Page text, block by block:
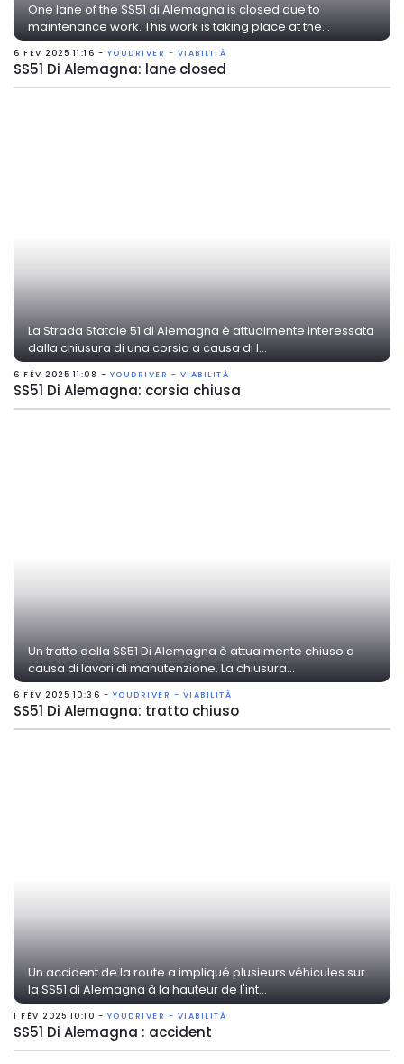
One lane of the SS51 di Alemagna is closed due to
maintenance work. This work is taking place at the...
6 FÉV 2025 11:16 - YOUDRIVER - VIABILITÀ
SS51 Di Alemagna: lane closed
La Strada Statale 51 di Alemagna è attualmente interessata
dalla chiusura di una corsia a causa di l...
6 FÉV 2025 11:08 - YOUDRIVER - VIABILITÀ
SS51 Di Alemagna: corsia chiusa
Un tratto della SS51 Di Alemagna è attualmente chiuso a
causa di lavori di manutenzione. La chiusura...
6 FÉV 2025 10:36 - YOUDRIVER - VIABILITÀ
SS51 Di Alemagna: tratto chiuso
Un accident de la route a impliqué plusieurs véhicules sur
la SS51 di Alemagna à la hauteur de l'int...
1 FÉV 2025 10:10 - YOUDRIVER - VIABILITÀ
SS51 Di Alemagna : accident